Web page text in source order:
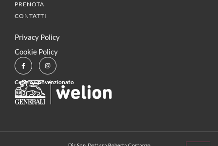
PRENOTA
CONTATTI
Privacy Policy
Cookie Policy
Centro Convenzionato